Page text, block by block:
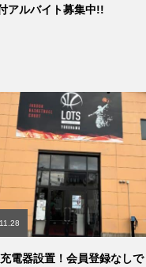
アルバイト募集中!!
電器設置！会員登録なしで